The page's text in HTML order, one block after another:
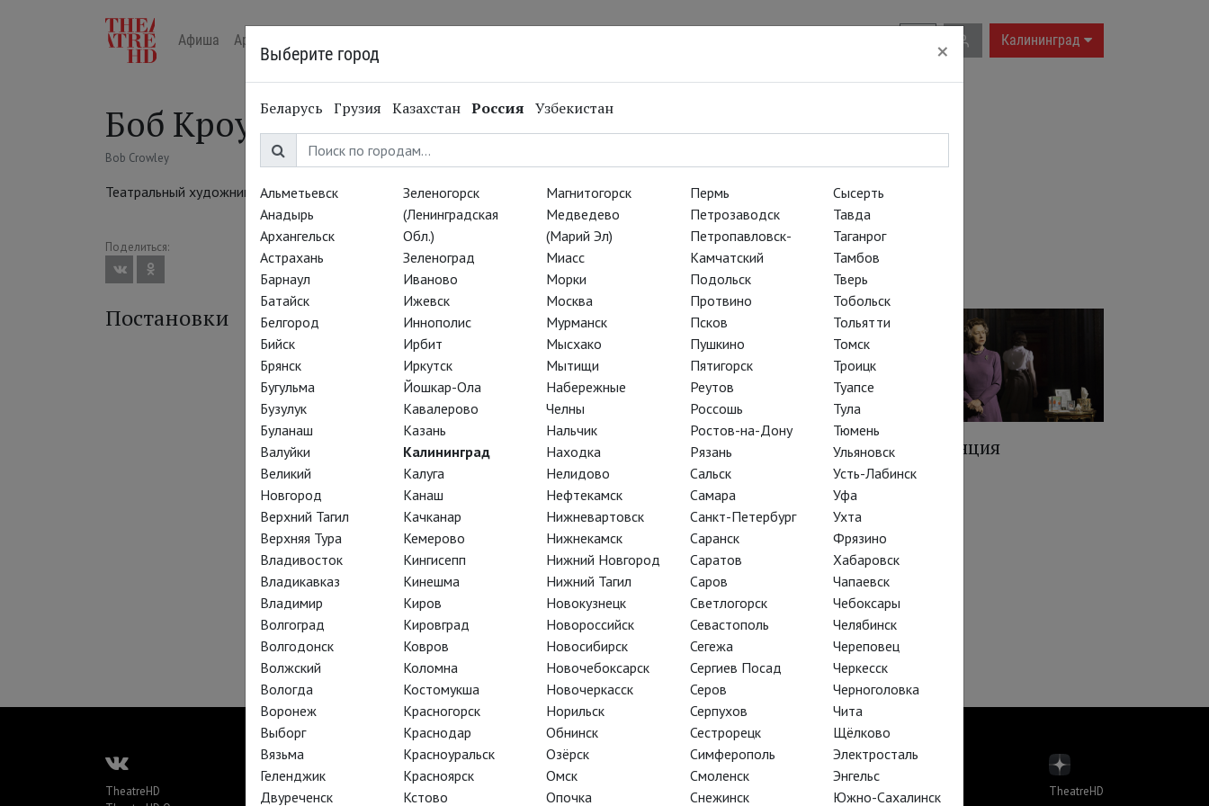
Калининград
Афиша Арт-лекторий в кино
Боб Кроули
Bob Crowley
Театральный художник
Поделиться:
Постановки
Аллилуйя! Американец в Париже Аудиенция
Верхний свет
Книга пыли.
Прекрасная дикарка
TheatreHD
TheatreHD
Выберите город ×
Беларусь Грузия Казахстан Россия Узбекистан
Альметьевск
Анадырь
Архангельск
Астрахань
Барнаул
Батайск
Белгород
Бийск
Брянск
Бугульма
Бузулук
Буланаш
Валуйки
Великий
Новгород
Верхний Тагил
Верхняя Тура
Владивосток
Владикавказ
Владимир
Волгоград
Волгодонск
Волжский
Вологда
Воронеж
Выборг
Вязьма
Геленджик
Двуреченск
Зеленогорск
(Ленинградская
Обл.)
Зеленоград
Иваново
Ижевск
Иннополис
Ирбит
Иркутск
Йошкар-Ола
Кавалерово
Казань
Калининград
Калуга
Канаш
Качканар
Кемерово
Кингисепп
Кинешма
Киров
Кировград
Ковров
Коломна
Костомукша
Красногорск
Краснодар
Красноуральск
Красноярск
Кстово
Магнитогорск
Медведево
(Марий Эл)
Миасс
Морки
Москва
Мурманск
Мысхако
Мытищи
Набережные
Челны
Нальчик
Находка
Нелидово
Нефтекамск
Нижневартовск
Нижнекамск
Нижний Новгород
Нижний Тагил
Новокузнецк
Новороссийск
Новосибирск
Новочебоксарск
Новочеркасск
Норильск
Обнинск
Озёрск
Омск
Опочка
Пермь
Петрозаводск
Петропавловск-
Камчатский
Подольск
Протвино
Псков
Пушкино
Пятигорск
Реутов
Россошь
Ростов-на-Дону
Рязань
Сальск
Самара
Санкт-Петербург
Саранск
Саратов
Саров
Светлогорск
Севастополь
Сегежа
Сергиев Посад
Серов
Серпухов
Сестрорецк
Симферополь
Смоленск
Снежинск
Сысерть
Тавда
Таганрог
Тамбов
Тверь
Тобольск
Тольятти
Томск
Троицк
Туапсе
Тула
Тюмень
Ульяновск
Усть-Лабинск
Уфа
Ухта
Фрязино
Хабаровск
Чапаевск
Чебоксары
Челябинск
Череповец
Черкесск
Черноголовка
Чита
Щёлково
Электросталь
Энгельс
Южно-Сахалинск